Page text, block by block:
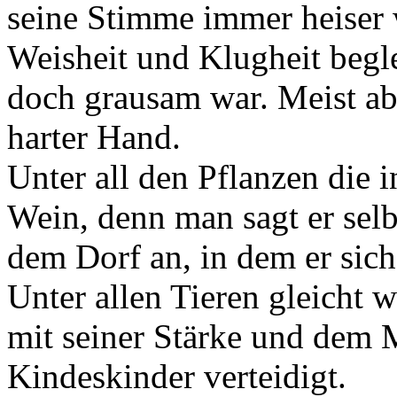
seine Stimme immer
Weisheit und Klugheit
doch grausam war. Meist
harter Hand.
Unter all den Pflanzen die
Wein, denn man sagt er
dem Dorf an, in dem er
Unter allen Tieren gleicht
mit seiner Stärke und dem
Kindeskinder verteidigt.